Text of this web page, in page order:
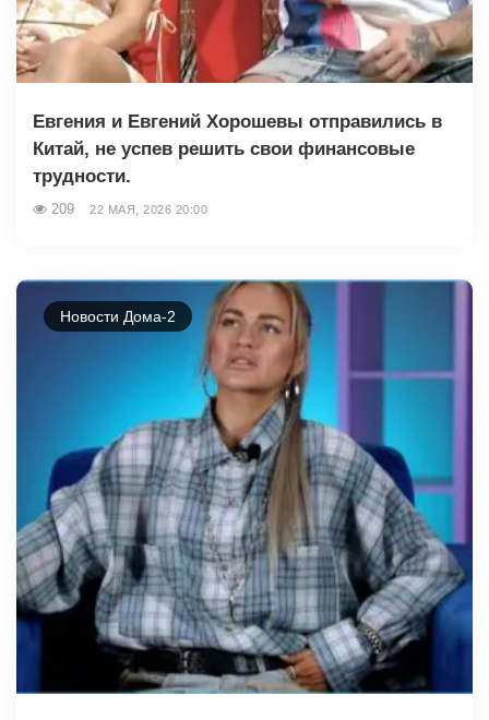
Евгения и Евгений Хорошевы отправились в
Китай, не успев решить свои финансовые
трудности.
209 22 МАЯ, 2026 20:00
Новости Дома-2